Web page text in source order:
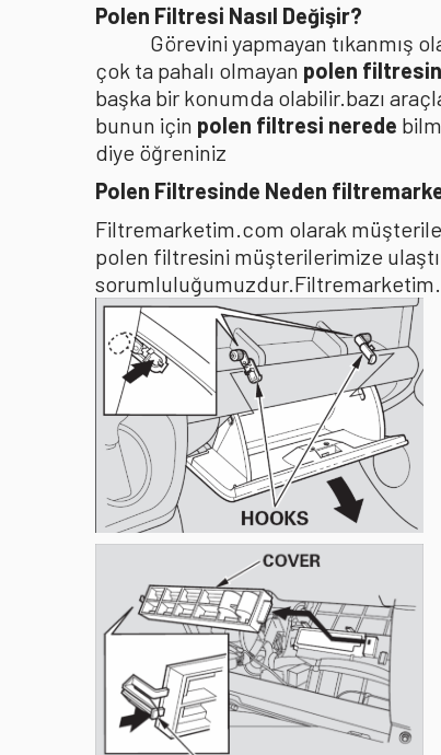
Polen Filtresi Nasıl Değişir?
Görevini yapmayan tıkanmış
çok ta pahalı olmayan polen
başka bir konumda olabilir.bazı
bunun için polen filtresi nerede
diye öğreniniz
Polen Filtresinde Neden
Filtremarketim.com olarak
polen filtresini müşterilerimize